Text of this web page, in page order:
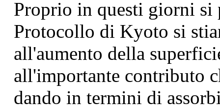
Proprio in questi giorni
Protocollo di Kyoto si
all'aumento della
all'importante contributo
dando in termini di